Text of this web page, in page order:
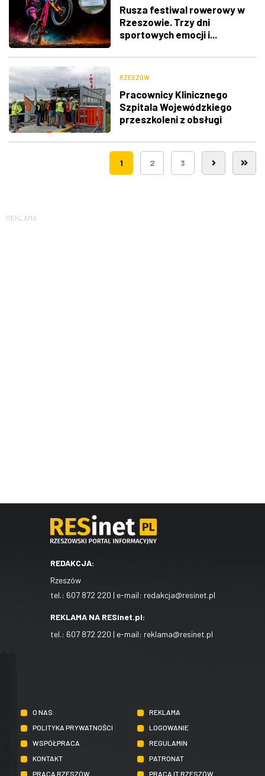
Rusza festiwal rowerowy w
Rzeszowie. Trzy dni
sportowych emocji i...
RZESZÓW
Pracownicy Klinicznego
Szpitala Wojewódzkiego
przeszkoleni z obsługi
śmigłowców LPR
1 2 3
REKLAMA
REDAKCJA:
Rzeszów
tel.: 607 872 220 | e-mail: redakcja@resinet.pl
REKLAMA NA RESinet.pl:
tel.: 607 872 220 | e-mail: reklama@resinet.pl
O NAS
REKLAMA
POLITYKA PRYWATNOŚCI
LOGOWANIE
WSPÓŁPRACA
REGULAMIN
KONTAKT
PATRONAT
PRACA RZESZÓW
PRACA IT RZESZÓW